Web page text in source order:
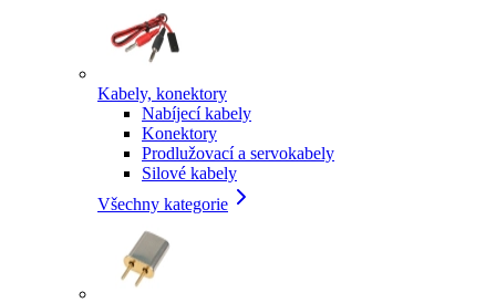
Kabely, konektory
Nabíjecí kabely
Konektory
Prodlužovací a servokabely
Silové kabely
Všechny kategorie